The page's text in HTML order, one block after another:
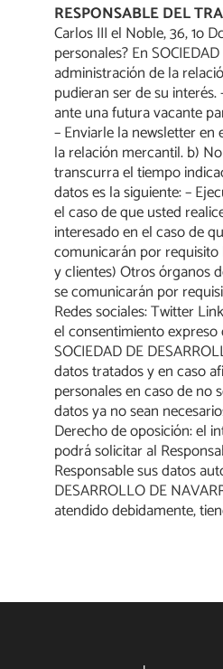
RESPONSABLE DEL
Carlos III el Noble, 36, 1o
personales? En
administración de la
pudieran ser de su
ante una futura vacante
– Enviarle la newsletter
la relación mercantil. b)
transcurra el tiempo
datos es la siguiente: –
el caso de que usted
interesado en el caso de
comunicarán por requisito
y clientes) Otros órganos
se comunicarán por
Redes sociales: Twitter
el consentimiento expreso
SOCIEDAD DE
datos tratados y en caso
personales en caso de no
datos ya no sean
Derecho de oposición: el
podrá solicitar al
Responsable sus datos
DESARROLLO DE
atendido debidamente,